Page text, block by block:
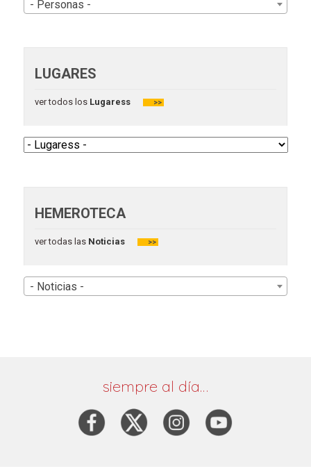
- Personas -
LUGARES
ver todos losLugaress >>
HEMEROTECA
ver todas lasNoticias >>
- Noticias -
siempre al día…